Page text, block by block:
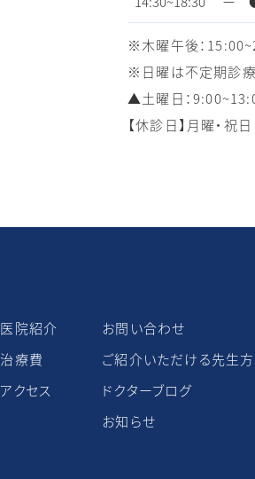
※木曜午後：
※日曜は不定期診療
▲土曜日：
【休診日】月曜・祝日
医院紹介
治療費
アクセス
お問い合わせ
ご紹介いただける先生
ドクターブログ
お知らせ